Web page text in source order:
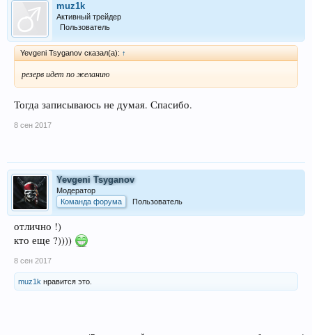
muz1k
Активный трейдер
Пользователь
Yevgeni Tsyganov сказал(а): ↑
резерв идет по желанию
Тогда записываюсь не думая. Спасибо.
8 сен 2017
Yevgeni Tsyganov
Модератор
Команда форума
Пользователь
отлично !)
кто еще ?))))
8 сен 2017
muz1k нравится это.